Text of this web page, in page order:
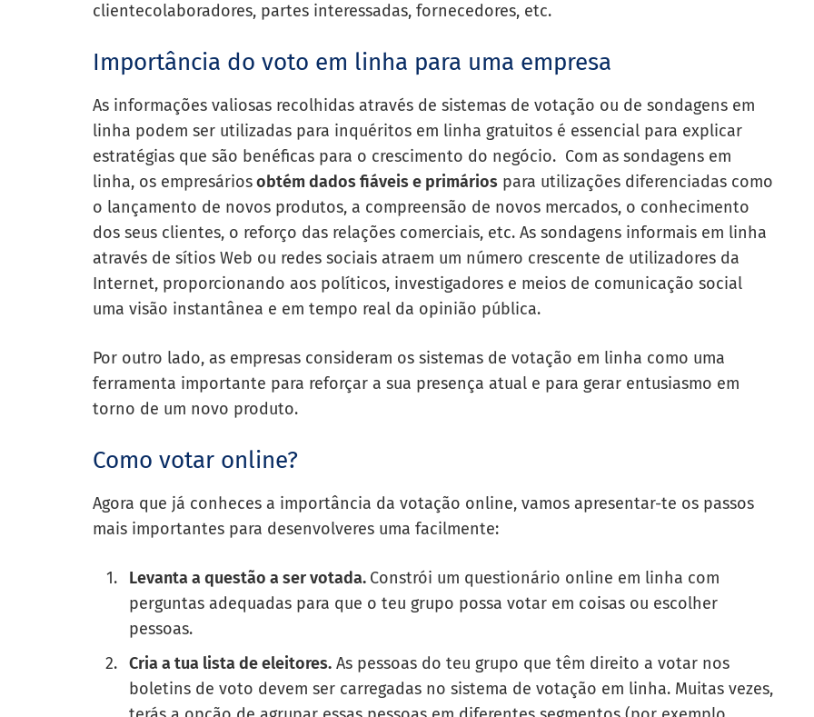
clientecolaboradores, partes interessadas, fornecedores, etc.
Importância do voto em linha para uma empresa
As informações valiosas recolhidas através de sistemas de votação ou de sondagens em
linha podem ser utilizadas para inquéritos em linha gratuitos é essencial para explicar
estratégias que são benéficas para o crescimento do negócio. Com as sondagens em
linha, os empresáriosobtém dados fiáveis e primários para utilizações diferenciadas como
o lançamento de novos produtos, a compreensão de novos mercados, o conhecimento
dos seus clientes, o reforço das relações comerciais, etc. As sondagens informais em linha
através de sítios Web ou redes sociais atraem um número crescente de utilizadores da
Internet, proporcionando aos políticos, investigadores e meios de comunicação social
uma visão instantânea e em tempo real da opinião pública.
Por outro lado, as empresas consideram os sistemas de votação em linha como uma
ferramenta importante para reforçar a sua presença atual e para gerar entusiasmo em
torno de um novo produto.
Como votar online?
Agora que já conheces a importância da votação online, vamos apresentar-te os passos
mais importantes para desenvolveres uma facilmente:
Levanta a questão a ser votada. Constrói um questionário online em linha com
perguntas adequadas para que o teu grupo possa votar em coisas ou escolher
pessoas.
Cria a tua lista de eleitores. As pessoas do teu grupo que têm direito a votar nos
boletins de voto devem ser carregadas no sistema de votação em linha. Muitas vezes,